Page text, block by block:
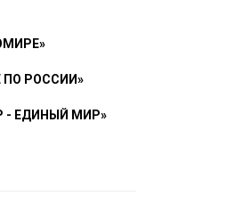
ПО РОССИИ»
- ЕДИНЫЙ МИР»